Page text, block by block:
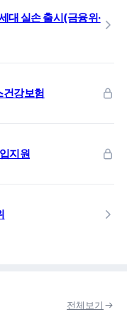
대 실손 출시(금융위·
강보험
지원
전체보기